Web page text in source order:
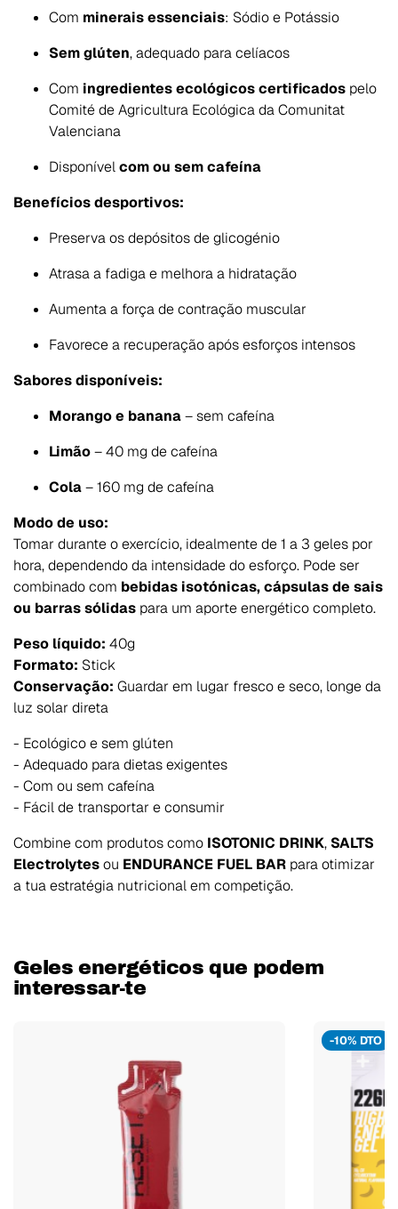
Com minerais essenciais: Sódio e Potássio
Sem glúten, adequado para celíacos
Com ingredientes ecológicos certificados pelo
Comité de Agricultura Ecológica da Comunitat
Valenciana
Disponívelcom ou sem cafeína
Benefícios desportivos:
Preserva os depósitos de glicogénio
Atrasa a fadiga e melhora a hidratação
Aumenta a força de contração muscular
Favorece a recuperação após esforços intensos
Sabores disponíveis:
Morango e banana– sem cafeína
Limão– 40 mg de cafeína
Cola– 160 mg de cafeína
Modo de uso:
Tomar durante o exercício, idealmente de 1 a 3 geles por
hora, dependendo da intensidade do esforço. Pode ser
combinado com bebidas isotónicas, cápsulas de sais
ou barras sólidas para um aporte energético completo.
Peso líquido: 40g
Formato: Stick
Conservação: Guardar em lugar fresco e seco, longe da
luz solar direta
- Ecológico e sem glúten
- Adequado para dietas exigentes
- Com ou sem cafeína
- Fácil de transportar e consumir
Combine com produtos como ISOTONIC DRINK, SALTS
Electrolytesou ENDURANCE FUEL BAR para otimizar
a tua estratégia nutricional em competição.
Geles energéticos que podem
interessar-te
-10% DTO